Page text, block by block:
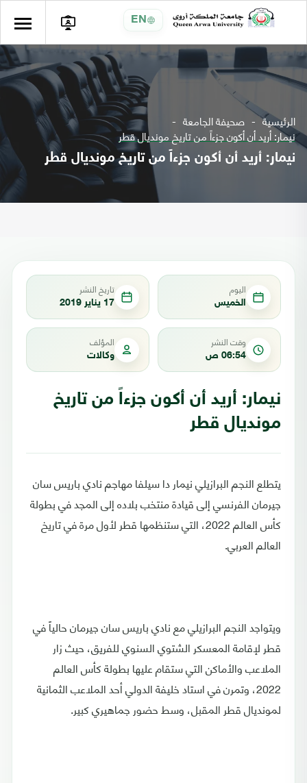
EN
الرئيسية صحيفة الجامعة
نيمار: أريد أن أكون جزءاً من تاريخ مونديال قطر
نيمار: أريد أن أكون جزءاً من تاريخ مونديال قطر
اليوم
الخميس
تاريخ النشر
17 يناير 2019
وقت النشر
06:54 ص
المؤلف
وكالات
نيمار: أريد أن أكون جزءاً من تاريخ
مونديال قطر
يتطلع النجم البرازيلي نيمار دا سيلفا مهاجم نادي باريس سان
جيرمان الفرنسي إلى قيادة منتخب بلاده إلى المجد في بطولة
كأس العالم 2022، التي ستنظمها قطر لأول مرة في تاريخ
العالم العربي.
ويتواجد النجم البرازيلي مع نادي باريس سان جيرمان حالياً في
قطر لإقامة المعسكر الشتوي السنوي للفريق، حيث زار
الملاعب والأماكن التي ستقام عليها بطولة كأس العالم
2022، وتمرن في استاد خليفة الدولي أحد الملاعب الثمانية
لمونديال قطر المقبل، وسط حضور جماهيري كبير.